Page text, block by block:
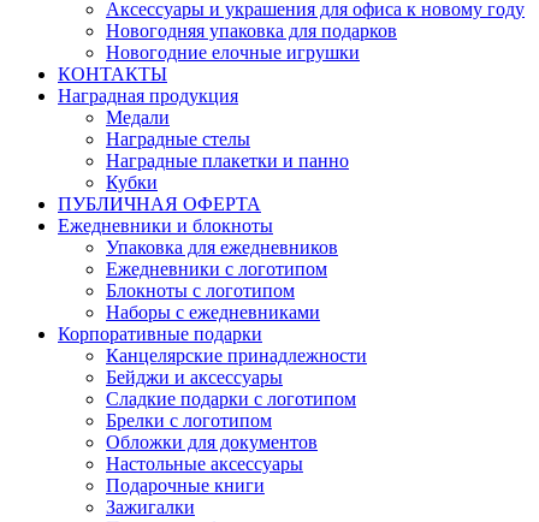
Аксессуары и украшения для офиса к новому году
Новогодняя упаковка для подарков
Новогодние елочные игрушки
КОНТАКТЫ
Наградная продукция
Медали
Наградные стелы
Наградные плакетки и панно
Кубки
ПУБЛИЧНАЯ ОФЕРТА
Ежедневники и блокноты
Упаковка для ежедневников
Ежедневники с логотипом
Блокноты с логотипом
Наборы с ежедневниками
Корпоративные подарки
Канцелярские принадлежности
Бейджи и аксессуары
Сладкие подарки с логотипом
Брелки с логотипом
Обложки для документов
Настольные аксессуары
Подарочные книги
Зажигалки